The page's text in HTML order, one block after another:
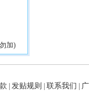
加)
发贴规则 联系我们
广